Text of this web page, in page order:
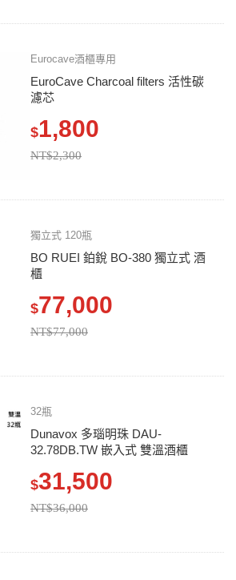
Eurocave酒櫃專用
EuroCave Charcoal filters 活性碳
濾芯
$1,800
NT$2,300
獨立式 120瓶
BO RUEI 鉑銳 BO-380 獨立式 酒
櫃
$77,000
NT$77,000
32瓶
Dunavox 多瑙明珠 DAU-
32.78DB.TW 嵌入式 雙溫酒櫃
$31,500
NT$36,000